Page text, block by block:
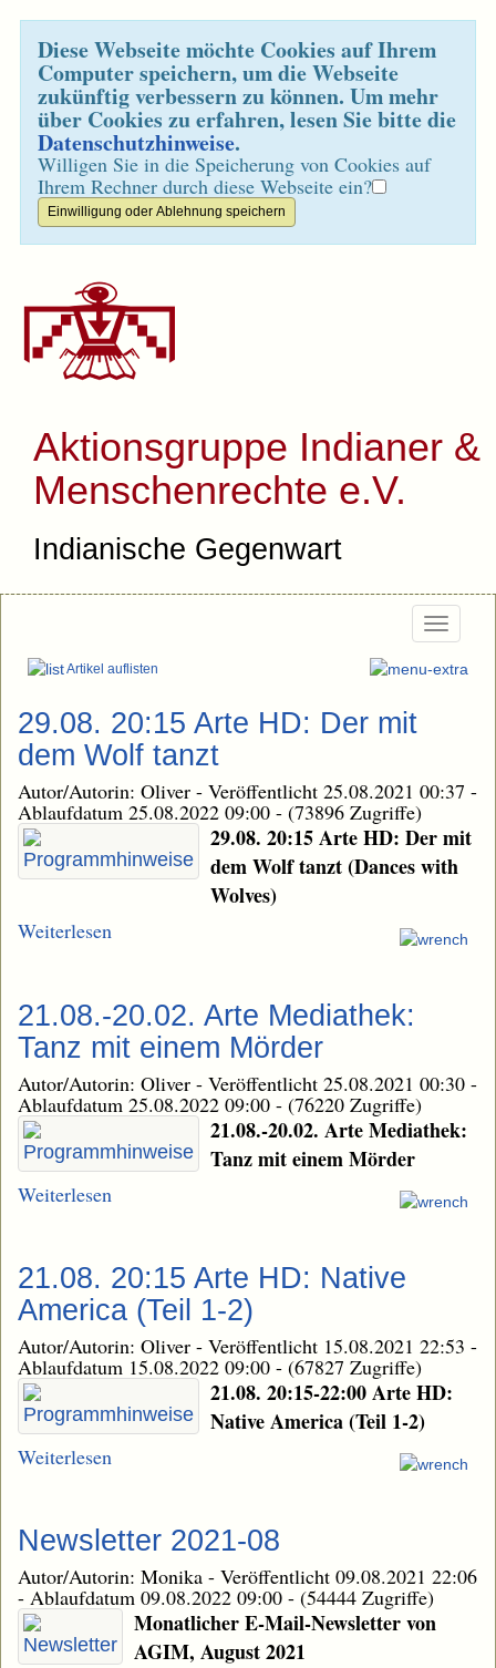
Diese Webseite möchte Cookies auf Ihrem
Computer speichern, um die Webseite
zukünftig verbessern zu können. Um mehr
über Cookies zu erfahren, lesen Sie bitte die
Datenschutzhinweise.
Willigen Sie in die Speicherung von Cookies auf
Ihrem Rechner durch diese Webseite ein?
Aktionsgruppe Indianer &
Menschenrechte e.V.
Indianische Gegenwart
Artikel auflisten
29.08. 20:15 Arte HD: Der mit
dem Wolf tanzt
Autor/Autorin: Oliver - Veröffentlicht 25.08.2021 00:37 -
Ablaufdatum 25.08.2022 09:00 - (73896 Zugriffe)
29.08. 20:15 Arte HD: Der mit
dem Wolf tanzt (Dances with
Wolves)
Weiterlesen
21.08.-20.02. Arte Mediathek:
Tanz mit einem Mörder
Autor/Autorin: Oliver - Veröffentlicht 25.08.2021 00:30 -
Ablaufdatum 25.08.2022 09:00 - (76220 Zugriffe)
21.08.-20.02. Arte Mediathek:
Tanz mit einem Mörder
Weiterlesen
21.08. 20:15 Arte HD: Native
America (Teil 1-2)
Autor/Autorin: Oliver - Veröffentlicht 15.08.2021 22:53 -
Ablaufdatum 15.08.2022 09:00 - (67827 Zugriffe)
21.08. 20:15-22:00 Arte HD:
Native America (Teil 1-2)
Weiterlesen
Newsletter 2021-08
Autor/Autorin: Monika - Veröffentlicht 09.08.2021 22:06
- Ablaufdatum 09.08.2022 09:00 - (54444 Zugriffe)
Monatlicher E-Mail-Newsletter von
AGIM, August 2021